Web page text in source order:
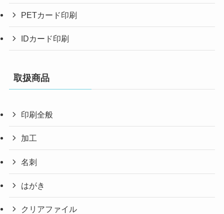
PETカード印刷
IDカード印刷
取扱商品
印刷全般
加工
名刺
はがき
クリアファイル